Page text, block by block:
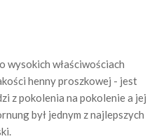
wysokich właściwościach
henny proszkowej - jest
z pokolenia na pokolenie a jej
był jednym z najlepszych